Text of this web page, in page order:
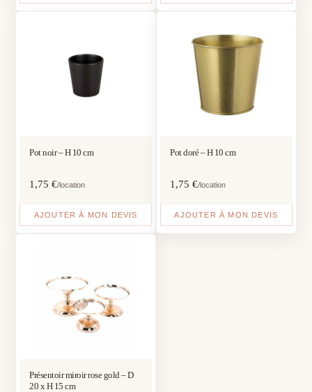
Pot noir – H 10 cm
1,75€/location
AJOUTER À MON DEVIS
Pot doré – H 10 cm
1,75 €/location
AJOUTER À MON DEVIS
Présentoir miroir rose gold – D
20 x H 15 cm